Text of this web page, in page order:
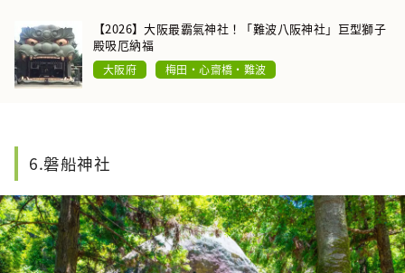
【2026】大阪最霸氣神社！「難波八阪神社」巨型獅子
殿吸厄納福
大阪府 梅田・心齋橋・難波
6.磐船神社